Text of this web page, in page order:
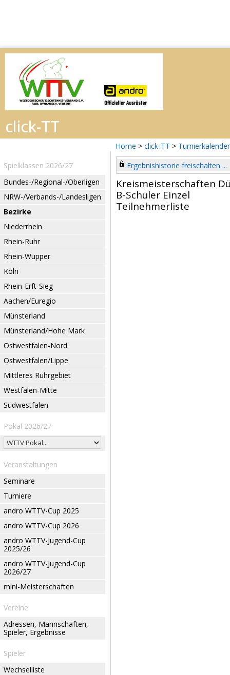
Home > click-TT > Turnierkalender
Spielklassen 2026/27
Bundes-/Regional-/Oberligen
NRW-/Verbands-/Landesligen
Bezirke
Niederrhein
Rhein-Ruhr
Rhein-Wupper
Köln
Rhein-Erft-Sieg
Aachen/Euregio
Münsterland
Münsterland/Hohe Mark
Ostwestfalen-Nord
Ostwestfalen/Lippe
Mittleres Ruhrgebiet
Westfalen-Mitte
Südwestfalen
Pokal 2026/27
Veranstaltungen
Seminare
Turniere
andro WTTV-Cup 2025
andro WTTV-Cup 2026
andro WTTV-Jugend-Cup
2025/26
andro WTTV-Jugend-Cup
2026/27
mini-Meisterschaften
Vereine
Adressen, Mannschaften,
Spieler, Ergebnisse
Spieler
Wechselliste
Ergebnishistorie freischalten ...
Kreismeisterschaften
B-Schüler Einzel
Teilnehmerliste